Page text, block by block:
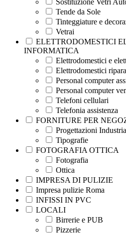
Sostituzione Vetri
Tende da Sole
Tinteggiature e
Vetrai
ELETTRODOMESTICI
INFORMATICA
Elettrodomestici e
Elettrodomestici
Personal computer
Personal computer
Telefoni cellulari
Telefonia assistenza
FORNITURE PER
Progettazioni
Tipografie
FOTOGRAFIA OTTICA
Fotografia
Ottica
IMPRESA DI PULIZIE
Impresa pulizie Roma
INFISSI IN PVC
LOCALI
Birrerie e PUB
Pizzerie